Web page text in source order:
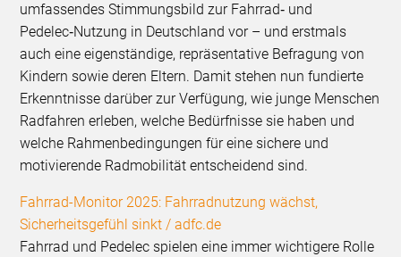
umfassendes Stimmungsbild zur Fahrrad‑ und
Pedelec‑Nutzung in Deutschland vor – und erstmals
auch eine eigenständige, repräsentative Befragung von
Kindern sowie deren Eltern. Damit stehen nun fundierte
Erkenntnisse darüber zur Verfügung, wie junge Menschen
Radfahren erleben, welche Bedürfnisse sie haben und
welche Rahmenbedingungen für eine sichere und
motivierende Radmobilität entscheidend sind.
Fahrrad-Monitor 2025: Fahrradnutzung wächst,
Sicherheitsgefühl sinkt / adfc.de
Fahrrad und Pedelec spielen eine immer wichtigere Rolle